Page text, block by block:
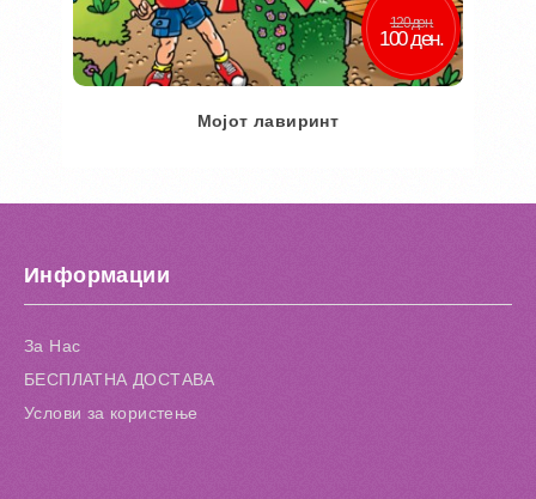
120 ден.
100 ден.
Мојот лавиринт
Информации
За Нас
БЕСПЛАТНА ДОСТАВА
Услови за користење